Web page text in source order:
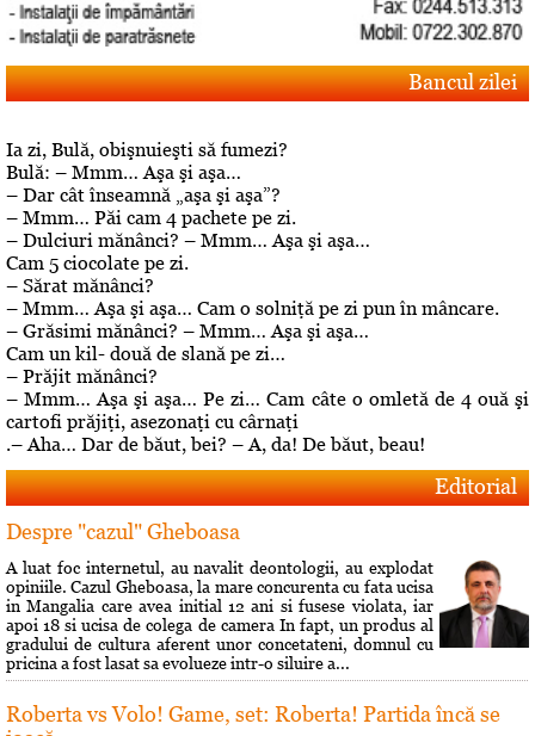
Bancul zilei
Ia zi, Bulă, obişnuieşti să fumezi?
Bulă: – Mmm… Aşa şi aşa…
– Dar cât înseamnă „aşa şi aşa”?
– Mmm… Păi cam 4 pachete pe zi.
– Dulciuri mănânci? – Mmm… Aşa şi aşa…
Cam 5 ciocolate pe zi.
– Sărat mănânci?
– Mmm… Aşa şi aşa… Cam o solniţă pe zi pun în mâncare.
– Grăsimi mănânci? – Mmm… Aşa şi aşa…
Cam un kil- două de slană pe zi…
– Prăjit mănânci?
– Mmm… Aşa şi aşa… Pe zi… Cam câte o omletă de 4 ouă şi
cartofi prăjiţi, asezonaţi cu cârnaţi
.– Aha… Dar de băut, bei? – A, da! De băut, beau!
Editorial
Despre "cazul" Gheboasa
A luat foc internetul, au navalit deontologii, au explodat
opiniile. Cazul Gheboasa, la mare concurenta cu fata ucisa
in Mangalia care avea initial 12 ani si fusese violata, iar
apoi 18 si ucisa de colega de camera In fapt, un produs al
gradului de cultura aferent unor concetateni, domnul cu
pricina a fost lasat sa evolueze intr-o siluire a...
Roberta vs Volo! Game, set: Roberta! Partida încă se